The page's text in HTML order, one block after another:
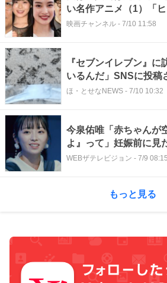
い名作アニメ（1）「
当か…ゾッとする考察
映画チャンネル - 7/10 11:58
『セブンイレブン』
いるんだ」SNSに投稿
説かと思った」「羨ま
ほ・とせなNEWS - 7/10 10:32
今泉佑唯「赤ちゃんが
よ』って」妊娠前に見
＜ナオキマンの都市伝
WEBザテレビジョン - 7/9 08:15
もっと見る